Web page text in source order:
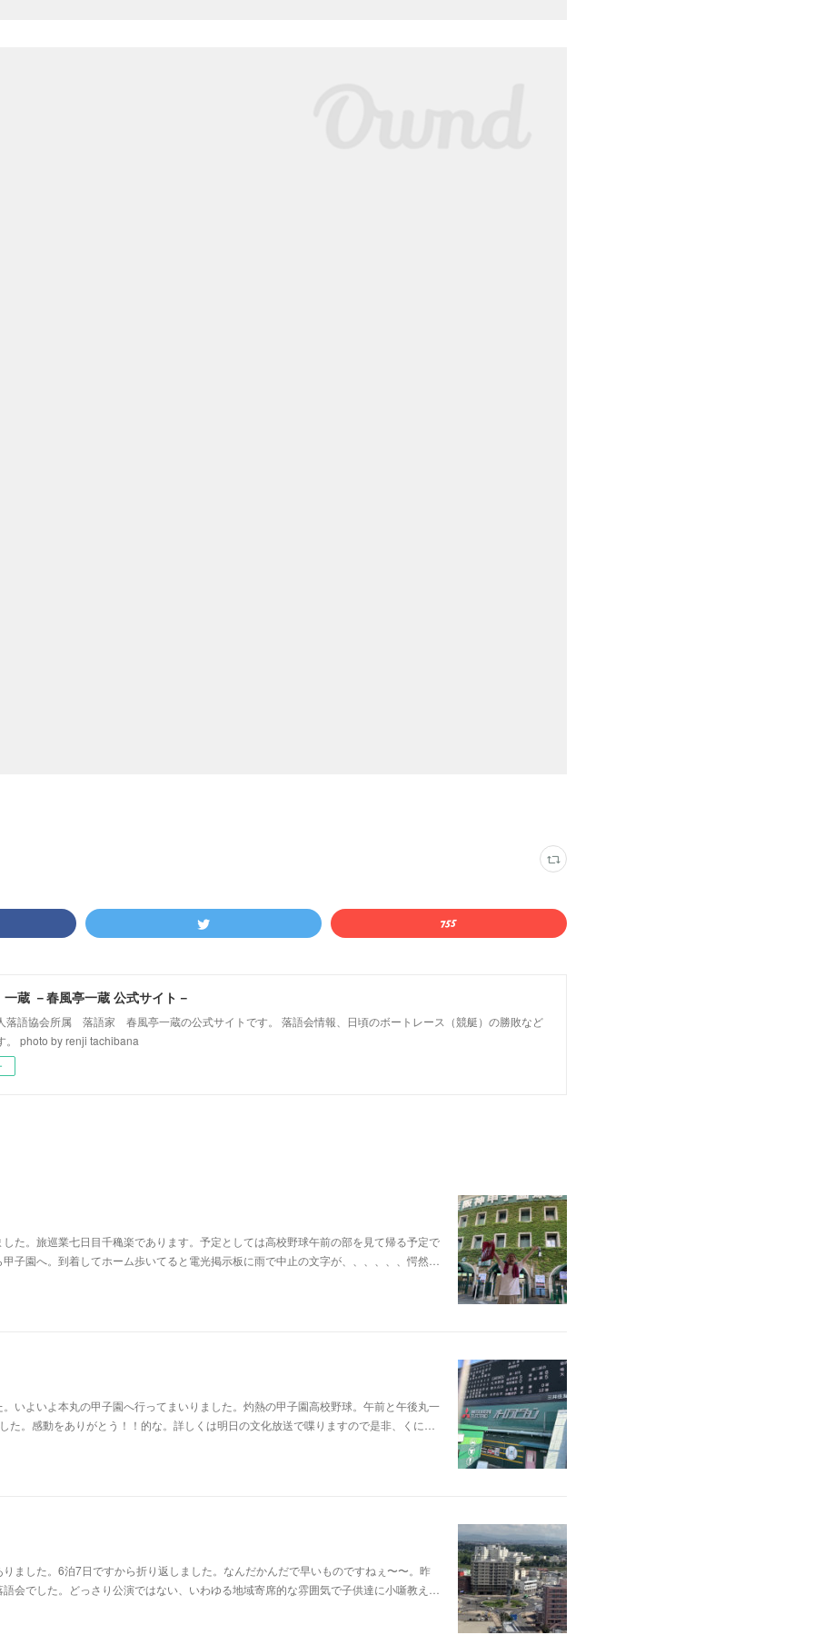
一蔵 －春風亭一蔵 公式サイト－
落語協会所属 落語家 春風亭一蔵の公式サイトです。 落語会情報、日頃のボートレース（競艇）の勝敗など
。 photo by renji tachibana
た。旅巡業七日目千穐楽であります。予定としては高校野球午前の部を見て帰る予定で
子園へ。到着してホーム歩いてると電光掲示板に雨で中止の文字が、、、、、、愕然…
いよいよ本丸の甲子園へ行ってまいりました。灼熱の甲子園高校野球。午前と午後丸一
た。感動をありがとう！！的な。詳しくは明日の文化放送で喋りますので是非、くに…
ました。6泊7日ですから折り返しました。なんだかんだで早いものですねぇ〜〜。昨
会でした。どっさり公演ではない、いわゆる地域寄席的な雰囲気で子供達に小噺教え…